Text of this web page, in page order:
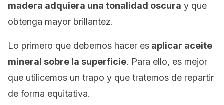
madera adquiera una tonalidad oscura y que
obtenga mayor brillantez.
Lo primero que debemos hacer es aplicar aceite
mineral sobre la superficie. Para ello, es mejor
que utilicemos un trapo y que tratemos de repartir
de forma equitativa.